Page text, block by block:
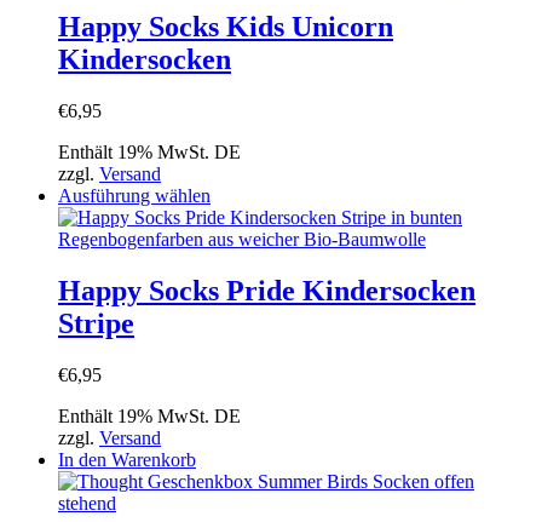
Varianten
auf.
Die
der
werden
Happy Socks Kids Unicorn
Kindersocken
€6,95
Enthält 19% MwSt. DE
zzgl. Versand
Ausführung wählen
Produkt
weist
Varianten
auf.
der
werden
Happy Socks Pride Kindersocken
Stripe
€6,95
Enthält 19% MwSt. DE
zzgl. Versand
In den Warenkorb